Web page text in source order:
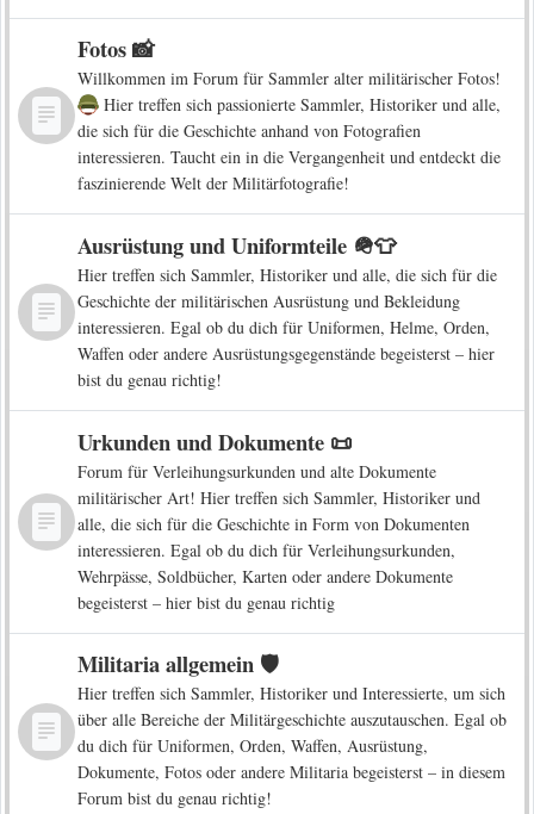
Fotos 📸
Willkommen im Forum für Sammler alter militärischer Fotos!
Hier treffen sich passionierte Sammler, Historiker und alle,
die sich für die Geschichte anhand von Fotografien
interessieren. Taucht ein in die Vergangenheit und entdeckt die
faszinierende Welt der Militärfotografie!
Ausrüstung und Uniformteile 🪖👕
Hier treffen sich Sammler, Historiker und alle, die sich für die
Geschichte der militärischen Ausrüstung und Bekleidung
interessieren. Egal ob du dich für Uniformen, Helme, Orden,
Waffen oder andere Ausrüstungsgegenstände begeisterst – hier
bist du genau richtig!
Urkunden und Dokumente 📜
Forum für Verleihungsurkunden und alte Dokumente
militärischer Art! Hier treffen sich Sammler, Historiker und
alle, die sich für die Geschichte in Form von Dokumenten
interessieren. Egal ob du dich für Verleihungsurkunden,
Wehrpässe, Soldbücher, Karten oder andere Dokumente
begeisterst – hier bist du genau richtig
Militaria allgemein 🛡️
Hier treffen sich Sammler, Historiker und Interessierte, um sich
über alle Bereiche der Militärgeschichte auszutauschen. Egal ob
du dich für Uniformen, Orden, Waffen, Ausrüstung,
Dokumente, Fotos oder andere Militaria begeisterst – in diesem
Forum bist du genau richtig!